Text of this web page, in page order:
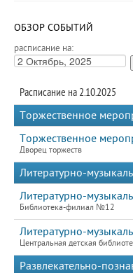
ОБЗОР СОБЫТИЙ
расписание на:
Расписание на 2.10.2025
Торжественное
Торжественное
Дворец торжеств
Литературно-
Литературно-
Библиотека-филиал №12
Литературно-
Центральная детская
Развлекательно-